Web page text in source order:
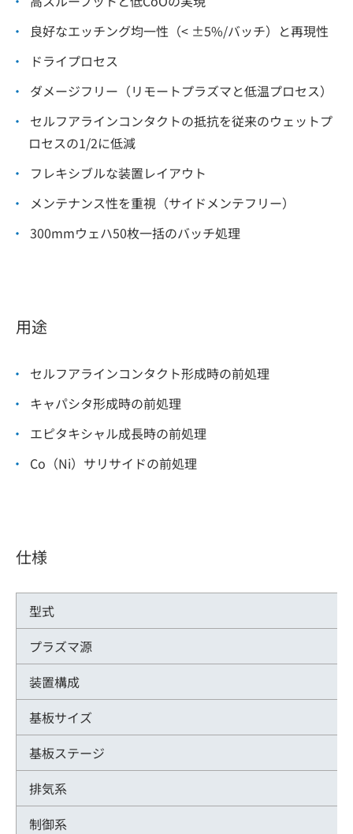
良好なエッチング均一性（< ±5%/バッチ）と再現性
ドライプロセス
ダメージフリー（リモートプラズマと低温プロセス）
セルフアラインコンタクトの抵抗を従来のウェットプ
ロセスの1/2に低減
フレキシブルな装置レイアウト
メンテナンス性を重視（サイドメンテフリー）
300mmウェハ50枚一括のバッチ処理
用途
セルフアラインコンタクト形成時の前処理
キャパシタ形成時の前処理
エピタキシャル成長時の前処理
Co（Ni）サリサイドの前処理
仕様
型式
プラズマ源
装置構成
基板サイズ
基板ステージ
排気系
制御系